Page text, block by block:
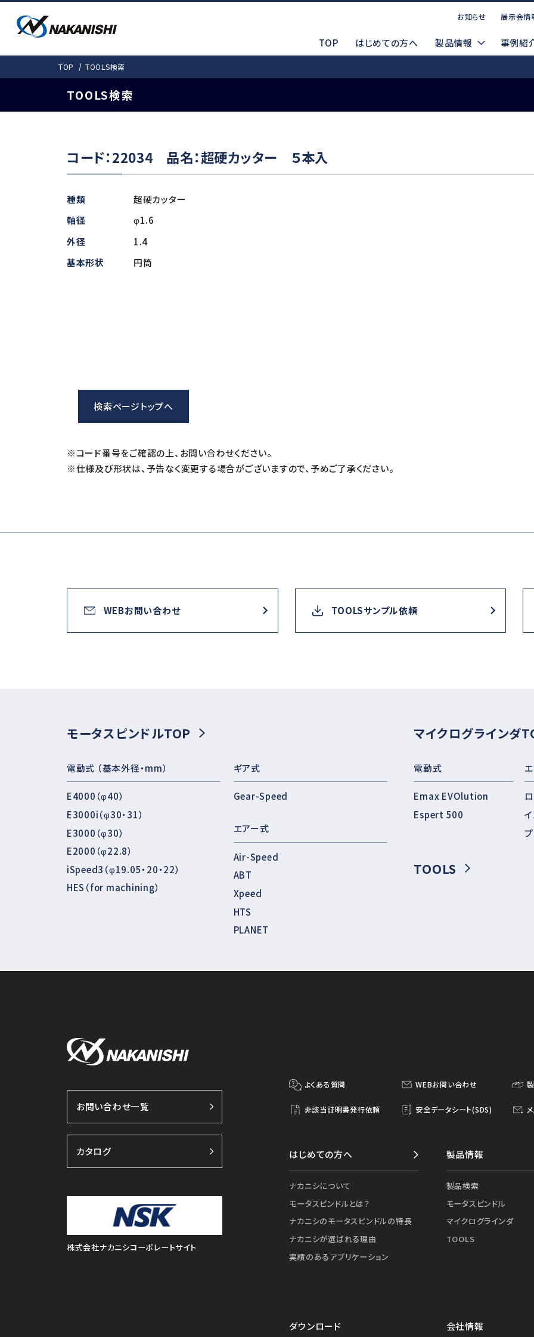
お知らせ 展示会情
TOP はじめての方へ 製品情報 事例紹
PRODUCTS
モータスピンドルTOP
製品ラインナップ 検索する
E3000i（φ30・31）
E3000 (φ30)
E2000 (φ22.8)
SOLUTIONS
事例紹介
DOWNLOAD
カタログ
SUPPORT お客様サポート お問い合わせ
よくある質問 WEBお問い合わせ
非該当証明書発行依頼
COMPANY
会社概要
TOP TOOLS検索
TOOLS検索
コード：22034 品名：超硬カッター ５本入
種類
超硬カッター
軸径
φ1.6
外径
1.4
基本形状
円筒
検索ページトップへ
※コード番号をご確認の上、お問い合わせください。
※仕様及び形状は、予告なく変更する場合がございますので、予めご了承ください。
WEBお問い合わせ TOOLSサンプル依頼
モータスピンドルTOP
電動式 （基本外径・mm）
E4000（φ40）
E3000i（φ30・31）
E3000（φ30）
E2000（φ22.8）
iSpeed3（φ19.05・20・22）
HES（for machining）
ギア式
Gear-Speed
エアー式
Air-Speed
ABT
Xpeed
HTS
PLANET
マイクログラインダ
電動式
Emax EVOlution
Espert 500
TOOLS
お問い合わせ一覧
カタログ
株式会社ナカニシコーポレートサイト
よくある質問 WEBお問い合わせ
非該当証明書発行依頼 安全データシート(SDS)
はじめての方へ
ナカニシについて
モータスピンドルとは？
ナカニシのモータスピンドルの特長
ナカニシが選ばれる理由
実績のあるアプリケーション
製品情報
製品検索
モータスピンドル
マイクログラインダ
TOOLS
ダウンロード 会社情報